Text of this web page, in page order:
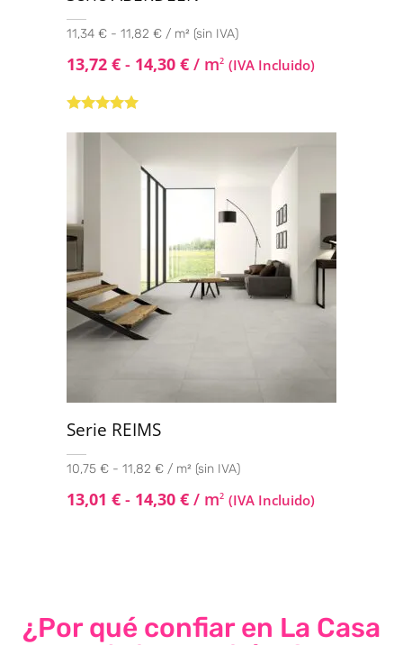
11,34 € - 11,82 € / m² (sin IVA)
13,72 € - 14,30 € / m2 (IVA Incluido)
5.00de 5
Serie REIMS
10,75 € - 11,82 € / m² (sin IVA)
13,01 € - 14,30 € / m2 (IVA Incluido)
¿Por qué confiar en La Casa